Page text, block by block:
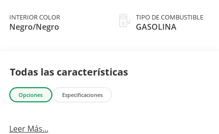
INTERIOR COLOR
Negro/Negro
TIPO DE COMBUSTIBLE
GASOLINA
Todas las características
Opciones Especificaciones
Leer Más...